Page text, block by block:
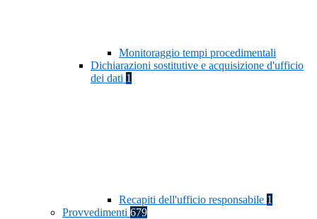
Monitoraggio tempi procedimentali
Dichiarazioni sostitutive e acquisizione d'ufficio
dei dati 1
Recapiti dell'ufficio responsabile 1
Provvedimenti 679